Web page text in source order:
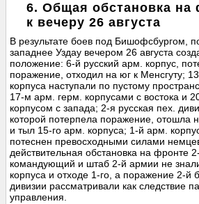
6. Общая обстановка на
к вечеру 26 августа
В результате боев под Бишофсбургом,
западнее Уздау вечером 26 августа
положение: 6-й русский арм. корпус,
поражение, отходил на юг к Менсгуту;
корпуса наступали по пустому
17-м арм. герм. корпусами с востока и
корпусом с запада; 2-я русская пех.
которой потерпела поражение, отошла
и тыл 15-го арм. корпуса; 1-й арм.
потеснен превосходными силами
действительная обстановка на фронте
командующий и штаб 2-й армии не
корпуса и отходе 1-го, а поражение 2-й
дивизии рассматривали как следствие
управления.